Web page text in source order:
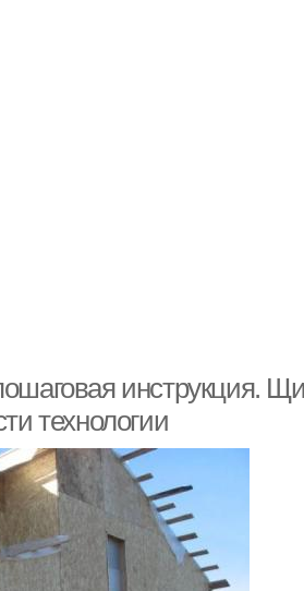
инструкция.
технологии